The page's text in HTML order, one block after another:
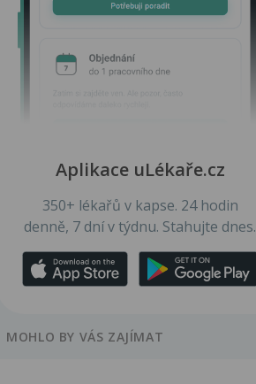
Aplikace uLékaře.cz
350+ lékařů v kapse. 24 hodin
denně, 7 dní v týdnu. Stahujte dnes.
MOHLO BY VÁS ZAJÍMAT